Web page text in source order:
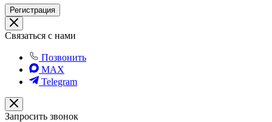
Регистрация
Связаться с нами
Позвонить
MAX
Telegram
Запросить звонок